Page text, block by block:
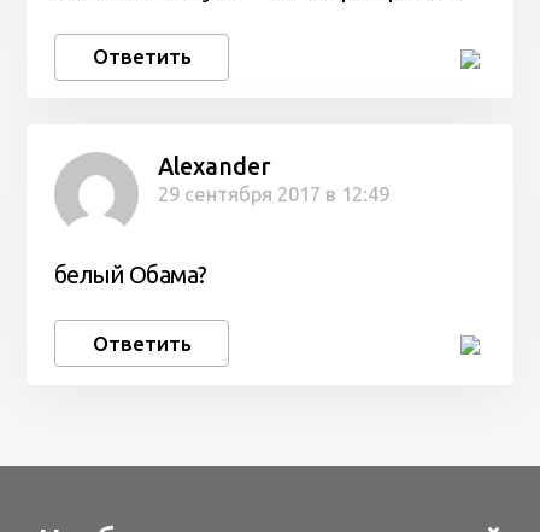
Ответить
Alexander
29 сентября 2017 в 12:49
белый Обама?
Ответить